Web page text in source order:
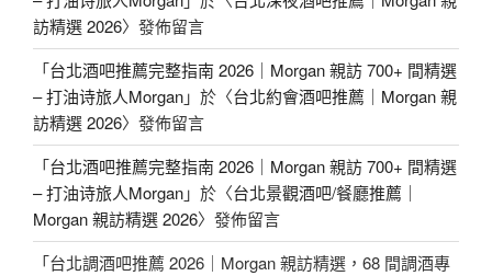
訪精選 2026〉發佈留言
「台北酒吧推薦完整指南 2026｜Morgan 親訪 700+ 間精選
– 打油诗旅人Morgan」於〈台北約會酒吧推薦｜Morgan 親
訪精選 2026〉發佈留言
「台北酒吧推薦完整指南 2026｜Morgan 親訪 700+ 間精選
– 打油诗旅人Morgan」於〈台北景觀酒吧/餐廳推薦｜
Morgan 親訪精選 2026〉發佈留言
「台北調酒吧推薦 2026｜Morgan 親訪精選，68 間調酒專